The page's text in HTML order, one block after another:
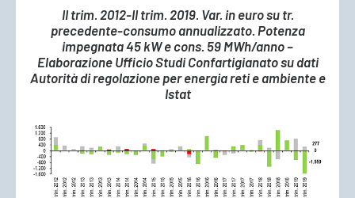
II trim. 2012-II trim. 2019. Var. in euro su tr.
precedente-consumo annualizzato. Potenza
impegnata 45 kW e cons. 59 MWh/anno –
Elaborazione Ufficio Studi Confartigianato su dati
Autorità di regolazione per energia reti e ambiente e
Istat